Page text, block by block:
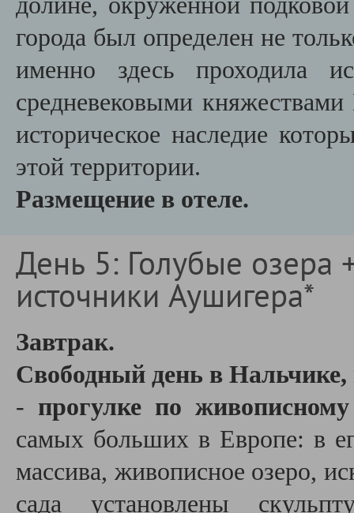
города был определен не
именно здесь проходила
средневековыми
историческое наследие
этой территории.
Размещение в отеле.
День 5: Голубые озера
источники Аушигера*
Завтрак.
Свободный день в Нальчике,
- прогулке по
самых больших в Европе: в
массива, живописное озеро,
сада установлены